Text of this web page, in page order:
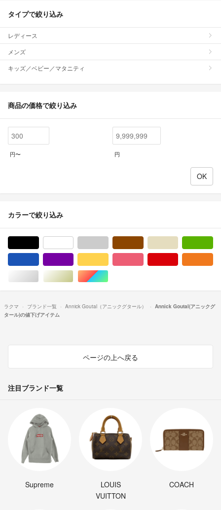
タイプで絞り込み
レディース
メンズ
キッズ／ベビー／マタニティ
商品の価格で絞り込み
円〜 円
カラーで絞り込み
シルバー/銀色系ゴールド/金色系マルチカラー
ラクマ ブランド一覧 Annick Goutal（アニックグタール）
Annick Goutal(アニックグ
タール)の値下げアイテム
ページの上へ戻る
注目ブランド一覧
Supreme
LOUIS
VUITTON
COACH